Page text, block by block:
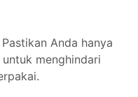
Anda hanya
menghindari